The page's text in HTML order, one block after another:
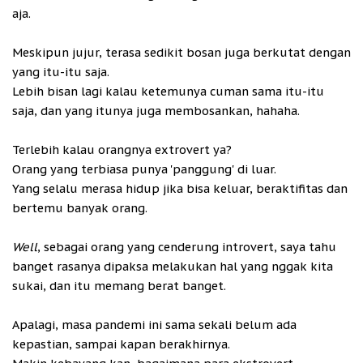
aja.
Meskipun jujur, terasa sedikit bosan juga berkutat dengan
yang itu-itu saja.
Lebih bisan lagi kalau ketemunya cuman sama itu-itu
saja, dan yang itunya juga membosankan, hahaha.
Terlebih kalau orangnya extrovert ya?
Orang yang terbiasa punya 'panggung' di luar.
Yang selalu merasa hidup jika bisa keluar, beraktifitas dan
bertemu banyak orang.
Well, sebagai orang yang cenderung introvert, saya tahu
banget rasanya dipaksa melakukan hal yang nggak kita
sukai, dan itu memang berat banget.
Apalagi, masa pandemi ini sama sekali belum ada
kepastian, sampai kapan berakhirnya.